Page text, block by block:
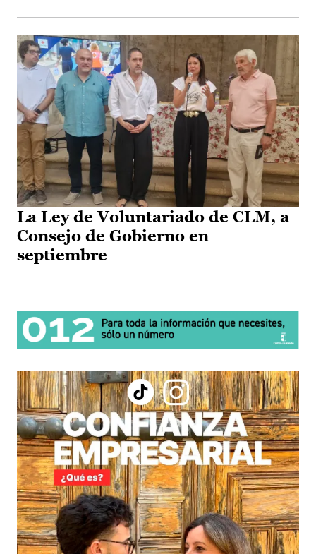
La Ley de Voluntariado de CLM, a
Consejo de Gobierno en
septiembre